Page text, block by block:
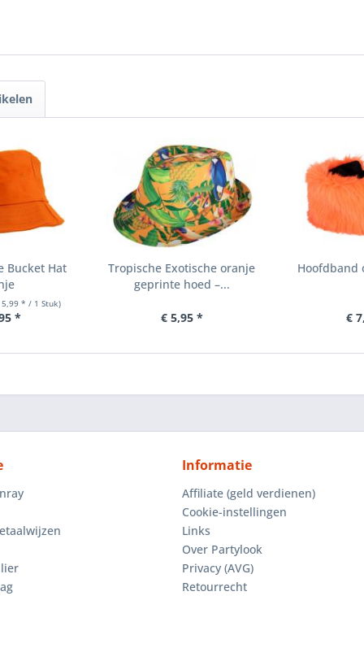
Bucket Hat
5,99 * / 1 Stuk)
*
Tropische Exotische oranje
geprinte hoed –...
€ 5,95 *
Hoofdband
€
Informatie
Affiliate (geld verdienen)
Cookie-instellingen
Links
Over Partylook
Privacy (AVG)
Retourrecht